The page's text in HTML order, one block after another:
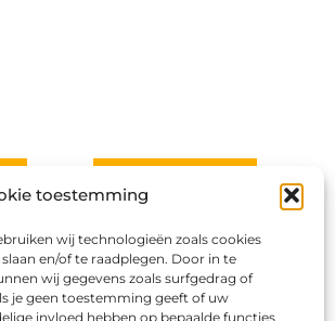
toestemming
wij technologieën zoals cookies
en/of te raadplegen. Door in te
wij gegevens zoals surfgedrag of
je geen toestemming geeft of uw
invloed hebben op bepaalde functies